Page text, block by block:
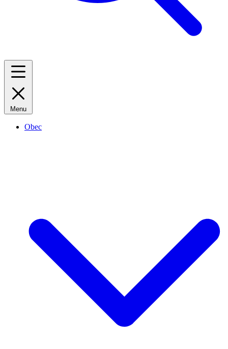
Menu
Obec